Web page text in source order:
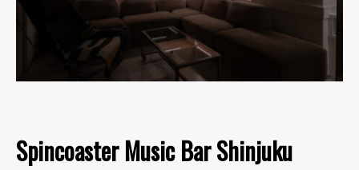
Spincoaster Music Bar Shinjuku